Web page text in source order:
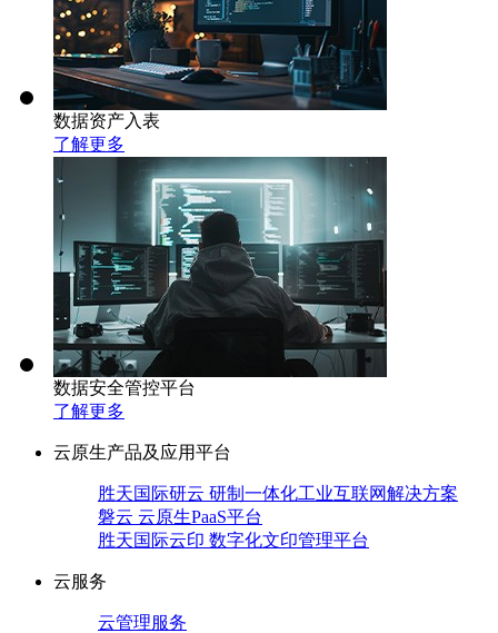
数据资产入表
了解更多
数据安全管控平台
了解更多
云原生产品及应用平台
胜天国际研云 研制一体化工业互联网解决方案
磐云 云原生PaaS平台
胜天国际云印 数字化文印管理平台
云服务
云管理服务